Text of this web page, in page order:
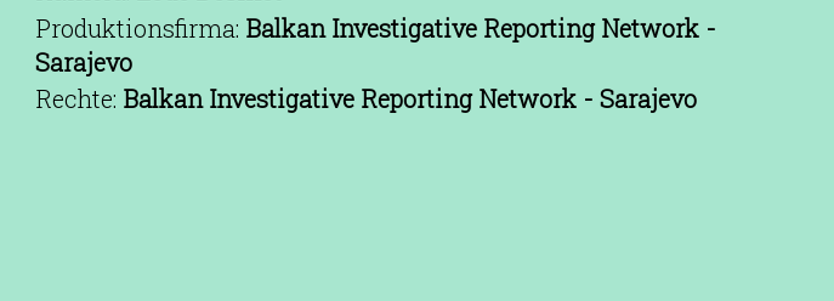
Produktionsfirma: Balkan Investigative Reporting Network -
Sarajevo
Rechte: Balkan Investigative Reporting Network - Sarajevo